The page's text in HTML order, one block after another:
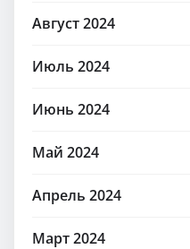
Август 2024
Июль 2024
Июнь 2024
Май 2024
Апрель 2024
Март 2024